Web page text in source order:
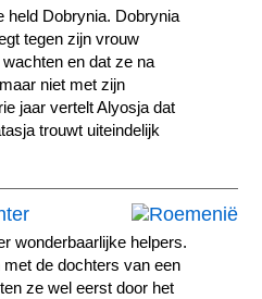
held Dobrynia. Dobrynia
tegen zijn vrouw
en dat ze na
niet met zijn
jaar vertelt Alyosja dat
trouwt uiteindelijk
wonderbaarlijke helpers.
de dochters van een
ze wel eerst door het